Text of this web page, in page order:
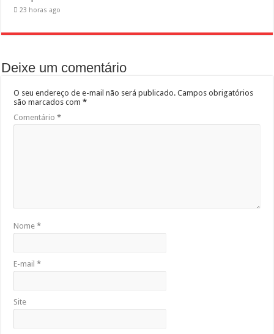
23 horas ago
Deixe um comentário
O seu endereço de e-mail não será publicado. Campos obrigatórios
são marcados com*
Comentário*
Nome*
E-mail*
Site